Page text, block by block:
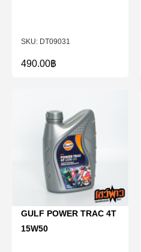
DT09031
490.00฿
GULF POWER TRAC 4T
15W50